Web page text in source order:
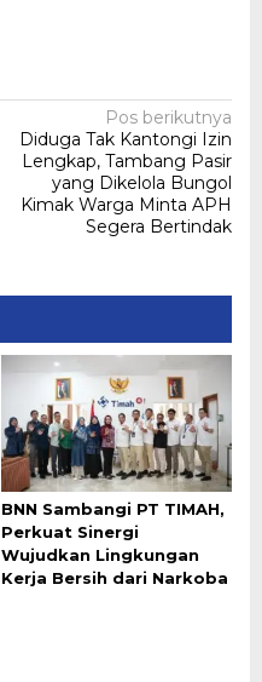
Pos berikutnya
Diduga Tak Kantongi Izin
Lengkap, Tambang Pasir
yang Dikelola Bungol
Kimak Warga Minta APH
Segera Bertindak
BNN Sambangi PT TIMAH,
Perkuat Sinergi
Wujudkan Lingkungan
Kerja Bersih dari Narkoba